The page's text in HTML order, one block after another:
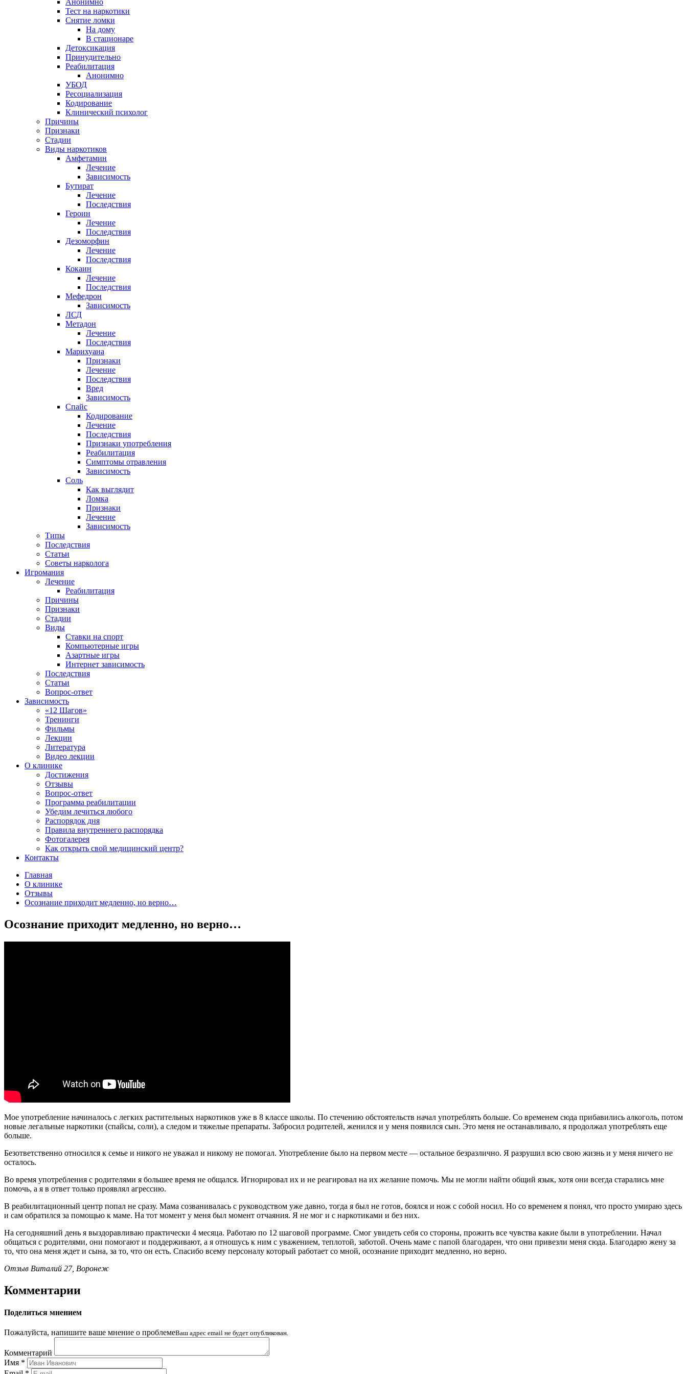
Анонимно
Тест на наркотики
Снятие ломки
На дому
В стационаре
Детоксикация
Принудительно
Реабилитация
Анонимно
УБОД
Ресоциализация
Кодирование
Клинический психолог
Причины
Признаки
Стадии
Виды наркотиков
Амфетамин
Лечение
Зависимость
Бутират
Лечение
Последствия
Героин
Лечение
Последствия
Дезоморфин
Лечение
Последствия
Кокаин
Лечение
Последствия
Мефедрон
Зависимость
ЛСД
Метадон
Лечение
Последствия
Марихуана
Признаки
Лечение
Последствия
Вред
Зависимость
Спайс
Кодирование
Лечение
Последствия
Признаки употребления
Реабилитация
Симптомы отравления
Зависимость
Соль
Как выглядит
Ломка
Признаки
Лечение
Зависимость
Типы
Последствия
Статьи
Советы нарколога
Игромания
Лечение
Реабилитация
Причины
Признаки
Стадии
Виды
Ставки на спорт
Компьютерные игры
Азартные игры
Интернет зависимость
Последствия
Статьи
Вопрос-ответ
Зависимость
«12 Шагов»
Тренинги
Фильмы
Лекции
Литература
Видео лекции
О клинике
Достижения
Отзывы
Вопрос-ответ
Программа реабилитации
Убедим лечиться любого
Распорядок дня
Правила внутреннего распорядка
Фотогалерея
Как открыть свой медицинский центр?
Контакты
Главная
О клинике
Отзывы
Осознание приходит медленно, но верно…
Осознание приходит медленно, но верно…
Мое употребление начиналось с легких растительных наркотиков уже в 8 классе школы. По стечению обстоятельств начал употреблять больше. Со временем сюда прибавились алкоголь, потом
новые легальные наркотики (спайсы, соли), а следом и тяжелые препараты. Забросил родителей, женился и у меня появился сын. Это меня не останавливало, я продолжал употреблять еще
больше.
Безответственно относился к семье и никого не уважал и никому не помогал. Употребление было на первом месте — остальное безразлично. Я разрушил всю свою жизнь и у меня ничего не
осталось.
Во время употребления с родителями я большее время не общался. Игнорировал их и не реагировал на их желание помочь. Мы не могли найти общий язык, хотя они всегда старались мне
помочь, а я в ответ только проявлял агрессию.
В реабилитационный центр попал не сразу. Мама созванивалась с руководством уже давно, тогда я был не готов, боялся и нож с собой носил. Но со временем я понял, что просто умираю здесь
и сам обратился за помощью к маме. На тот момент у меня был момент отчаяния. Я не мог и с наркотиками и без них.
На сегодняшний день я выздоравливаю практически 4 месяца. Работаю по 12 шаговой программе. Смог увидеть себя со стороны, прожить все чувства какие были в употреблении. Начал
общаться с родителями, они помогают и поддерживают, а я отношусь к ним с уважением, теплотой, заботой. Очень маме с папой благодарен, что они привезли меня сюда. Благодарю жену за
то, что она меня ждет и сына, за то, что он есть. Спасибо всему персоналу который работает со мной, осознание приходит медленно, но верно.
Отзыв Виталий 27, Воронеж
Комментарии
Поделиться мнением
Пожалуйста, напишите ваше мнение о проблемеВаш адрес email не будет опубликован.
Комментарий
Имя *